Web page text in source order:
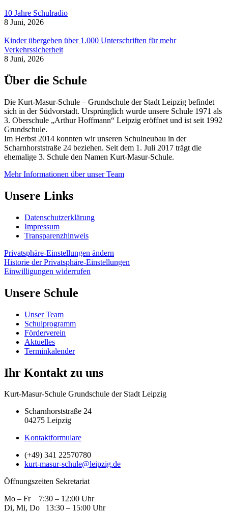
10 Jahre Schulradio
8 Juni, 2026
Kinder übergeben über 1.000 Unterschriften für mehr
Verkehrssicherheit
8 Juni, 2026
Über die Schule
Die Kurt-Masur-Schule – Grundschule der Stadt Leipzig befindet
sich in der Südvorstadt. Ursprünglich wurde unsere Schule 1971 als
3. Oberschule „Arthur Hoffmann“ Leipzig eröffnet und ist seit 1992
Grundschule.
Im Herbst 2014 konnten wir unseren Schulneubau in der
Scharnhorststraße 24 beziehen. Seit dem 1. Juli 2017 trägt die
ehemalige 3. Schule den Namen Kurt-Masur-Schule.
Mehr Informationen über unser Team
Unsere Links
Datenschutzerklärung
Impressum
Transparenzhinweis
Privatsphäre-Einstellungen ändern
Historie der Privatsphäre-Einstellungen
Einwilligungen widerrufen
Unsere Schule
Unser Team
Schulprogramm
Förderverein
Aktuelles
Terminkalender
Ihr Kontakt zu uns
Kurt-Masur-Schule Grundschule der Stadt Leipzig
Scharnhorststraße 24
04275 Leipzig
Kontaktformulare
(+49) 341 22570780
kurt-masur-schule@leipzig.de
Öffnungszeiten Sekretariat
Mo – Fr 7:30 – 12:00 Uhr
Di, Mi, Do 13:30 – 15:00 Uhr